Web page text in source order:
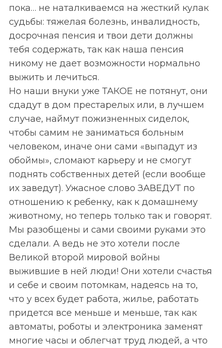
пока… не наталкиваемся на жесткий кулак
судьбы: тяжелая болезнь, инвалидность,
досрочная пенсия и твои дети должны
тебя содержать, так как наша пенсия
никому не дает возможности нормально
выжить и лечиться.
Но наши внуки уже ТАКОЕ не потянут, они
сдадут в дом престарелых или, в лучшем
случае, наймут пожизненных сиделок,
чтобы самим не заниматься больным
человеком, иначе они сами «выпадут из
обоймы», сломают карьеру и не смогут
поднять собственных детей (если вообще
их заведут). Ужасное слово ЗАВЕДУТ по
отношению к ребенку, как к домашнему
животному, но теперь только так и говорят.
Мы разобщены и сами своими руками это
сделали. А ведь не это хотели после
Великой второй мировой войны
выжившие в ней люди! Они хотели счастья
и себе и своим потомкам, надеясь на то,
что у всех будет работа, жилье, работать
придется все меньше и меньше, так как
автоматы, роботы и электроника заменят
многие часы и облегчат труд людей, а что